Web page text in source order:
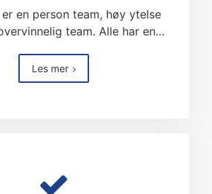
en person team, høy ytelse
team. Alle har en…
Les mer